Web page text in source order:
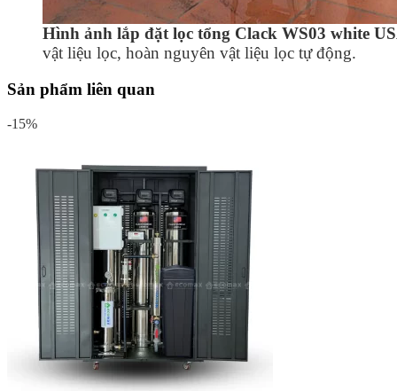
Hình ảnh lắp đặt lọc tổng Clack WS03 white
vật liệu lọc, hoàn nguyên vật liệu lọc tự động.
Sản phẩm liên quan
-15%